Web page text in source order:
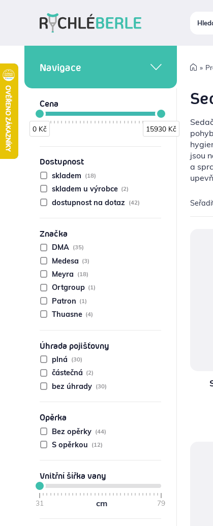
Navigace
INKONTINENCE A
HYGIENA
CHODÍTKA
ORTÉZY A BANDÁŽE
PROBLÉMY S CHODIDLY
KOMPRESNÍ POMŮCKY
POTŘEBY PRO DIABETIKY
STOMICKÉ POMŮCKY
PŘÍSTROJE
Cena
0 Kč 15930 Kč
0 15930
Dostupnost
skladem (18)
skladem u výrobce (2)
dostupnost na dotaz (42)
Značka
DMA (35)
Medesa (3)
Meyra (18)
Ortgroup (1)
Patron (1)
Thuasne (4)
Úhrada pojišťovny
plná (30)
částečná (2)
bez úhrady (30)
Opěrka
Bez opěrky (44)
S opěrkou (12)
Vnitřní šířka vany
31 79
cm
jsou
a